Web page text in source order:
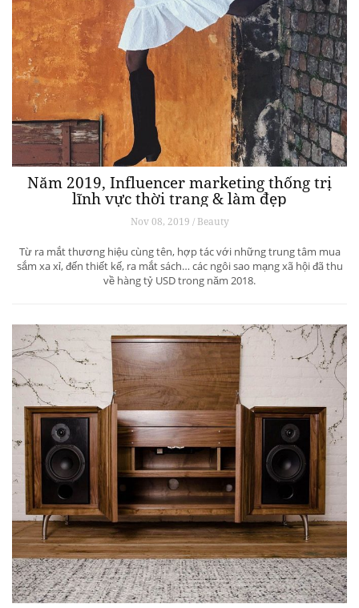
Năm 2019, Influencer marketing thống trị
lĩnh vực thời trang & làm đẹp
Nov 08, 2019 / Beauty
Từ ra mắt thương hiệu cùng tên, hợp tác với những trung tâm mua
sắm xa xỉ, đến thiết kế, ra mắt sách… các ngôi sao mạng xã hội đã thu
về hàng tỷ USD trong năm 2018.